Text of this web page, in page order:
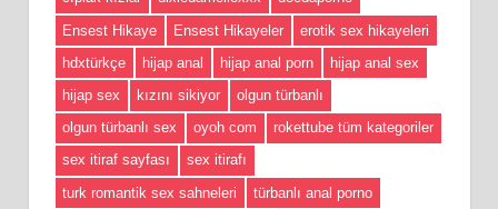
Ensest Hikaye
Ensest Hikayeler
erotik sex hikayeleri
hdxtürkçe
hijap anal hijap anal porn
hijap anal sex
hijap sex
kızını sikiyor
olgun türbanlı
olgun türbanlı sex
oyoh com
rokettube tüm kategoriler
sex itiraf sayfası
sex itirafı
turk romantik sex sahneleri
türbanlı anal porno